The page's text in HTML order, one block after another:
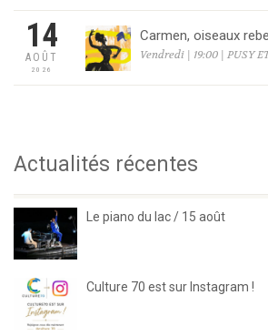
14
AOÛT
2026
Carmen, oiseaux
Vendredi | 19:00 | PUSY
Actualités récentes
Le piano du lac / 15 août
Culture 70 est sur Instagram !